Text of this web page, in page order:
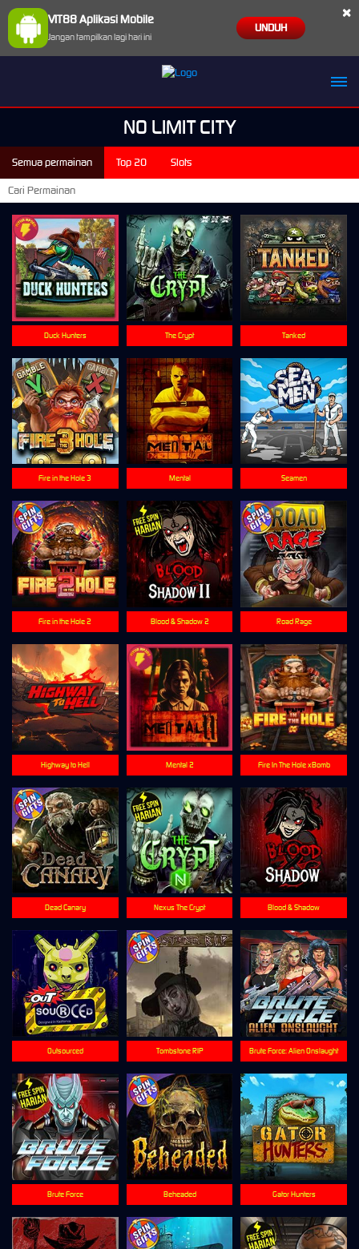
VIT88 Aplikasi Mobile
Jangan tampilkan lagi hari ini
UNDUH
×
NO LIMIT CITY
Semua permainan Top 20 Slots
Seamen
Duck Hunters
Fire in the Hole 3
Highway to Hell
Brute Force
Mental 2
Blood & Shadow
Blood & Shadow 2
Mental
The Crypt
Outsourced
Beheaded
Brute Force: Alien Onslaught
Nexus The Crypt
Gator Hunters
Tombstone RIP
Fire in the Hole 2
Tanked
Fire In The Hole xBomb
Road Rage
Dead Canary